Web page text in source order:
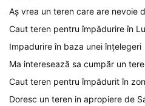
Aș vrea un teren care are nevoie
Caut teren pentru împădurire în
Impadurire în baza unei înțelegeri
Ma interesează sa cumpăr un
Caut teren pentru împădurit în
Doresc un teren in apropiere de